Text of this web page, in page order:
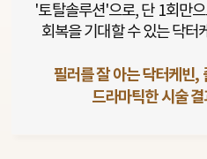
'토탈솔루션'으로, 단 1회만
회복을 기대할 수 있는 닥터
필러를 잘 아는 닥터케빈,
드라마틱한 시술